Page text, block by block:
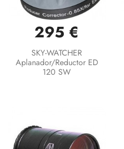
295 €
SKY-WATCHER
Aplanador/reductor ED
120 SW